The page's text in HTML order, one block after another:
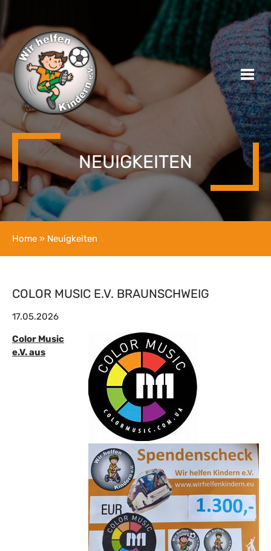
NEUIGKEITEN
Home » Neuigkeiten
COLOR MUSIC E.V. BRAUNSCHWEIG
17.05.2026
Color Music
e.V. aus